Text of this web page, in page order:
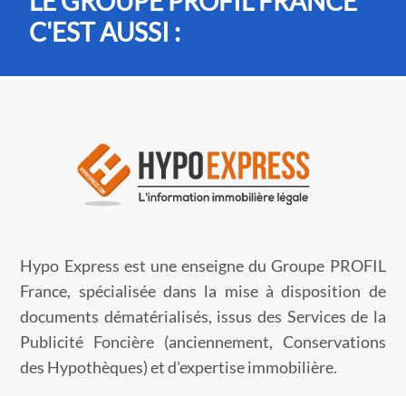
C'EST AUSSI :
Hypo Express est une enseigne du Groupe PROFIL
France, spécialisée dans la mise à disposition de
documents dématérialisés, issus des Services de la
Publicité Foncière (anciennement, Conservations
des Hypothèques) et d'expertise immobilière.